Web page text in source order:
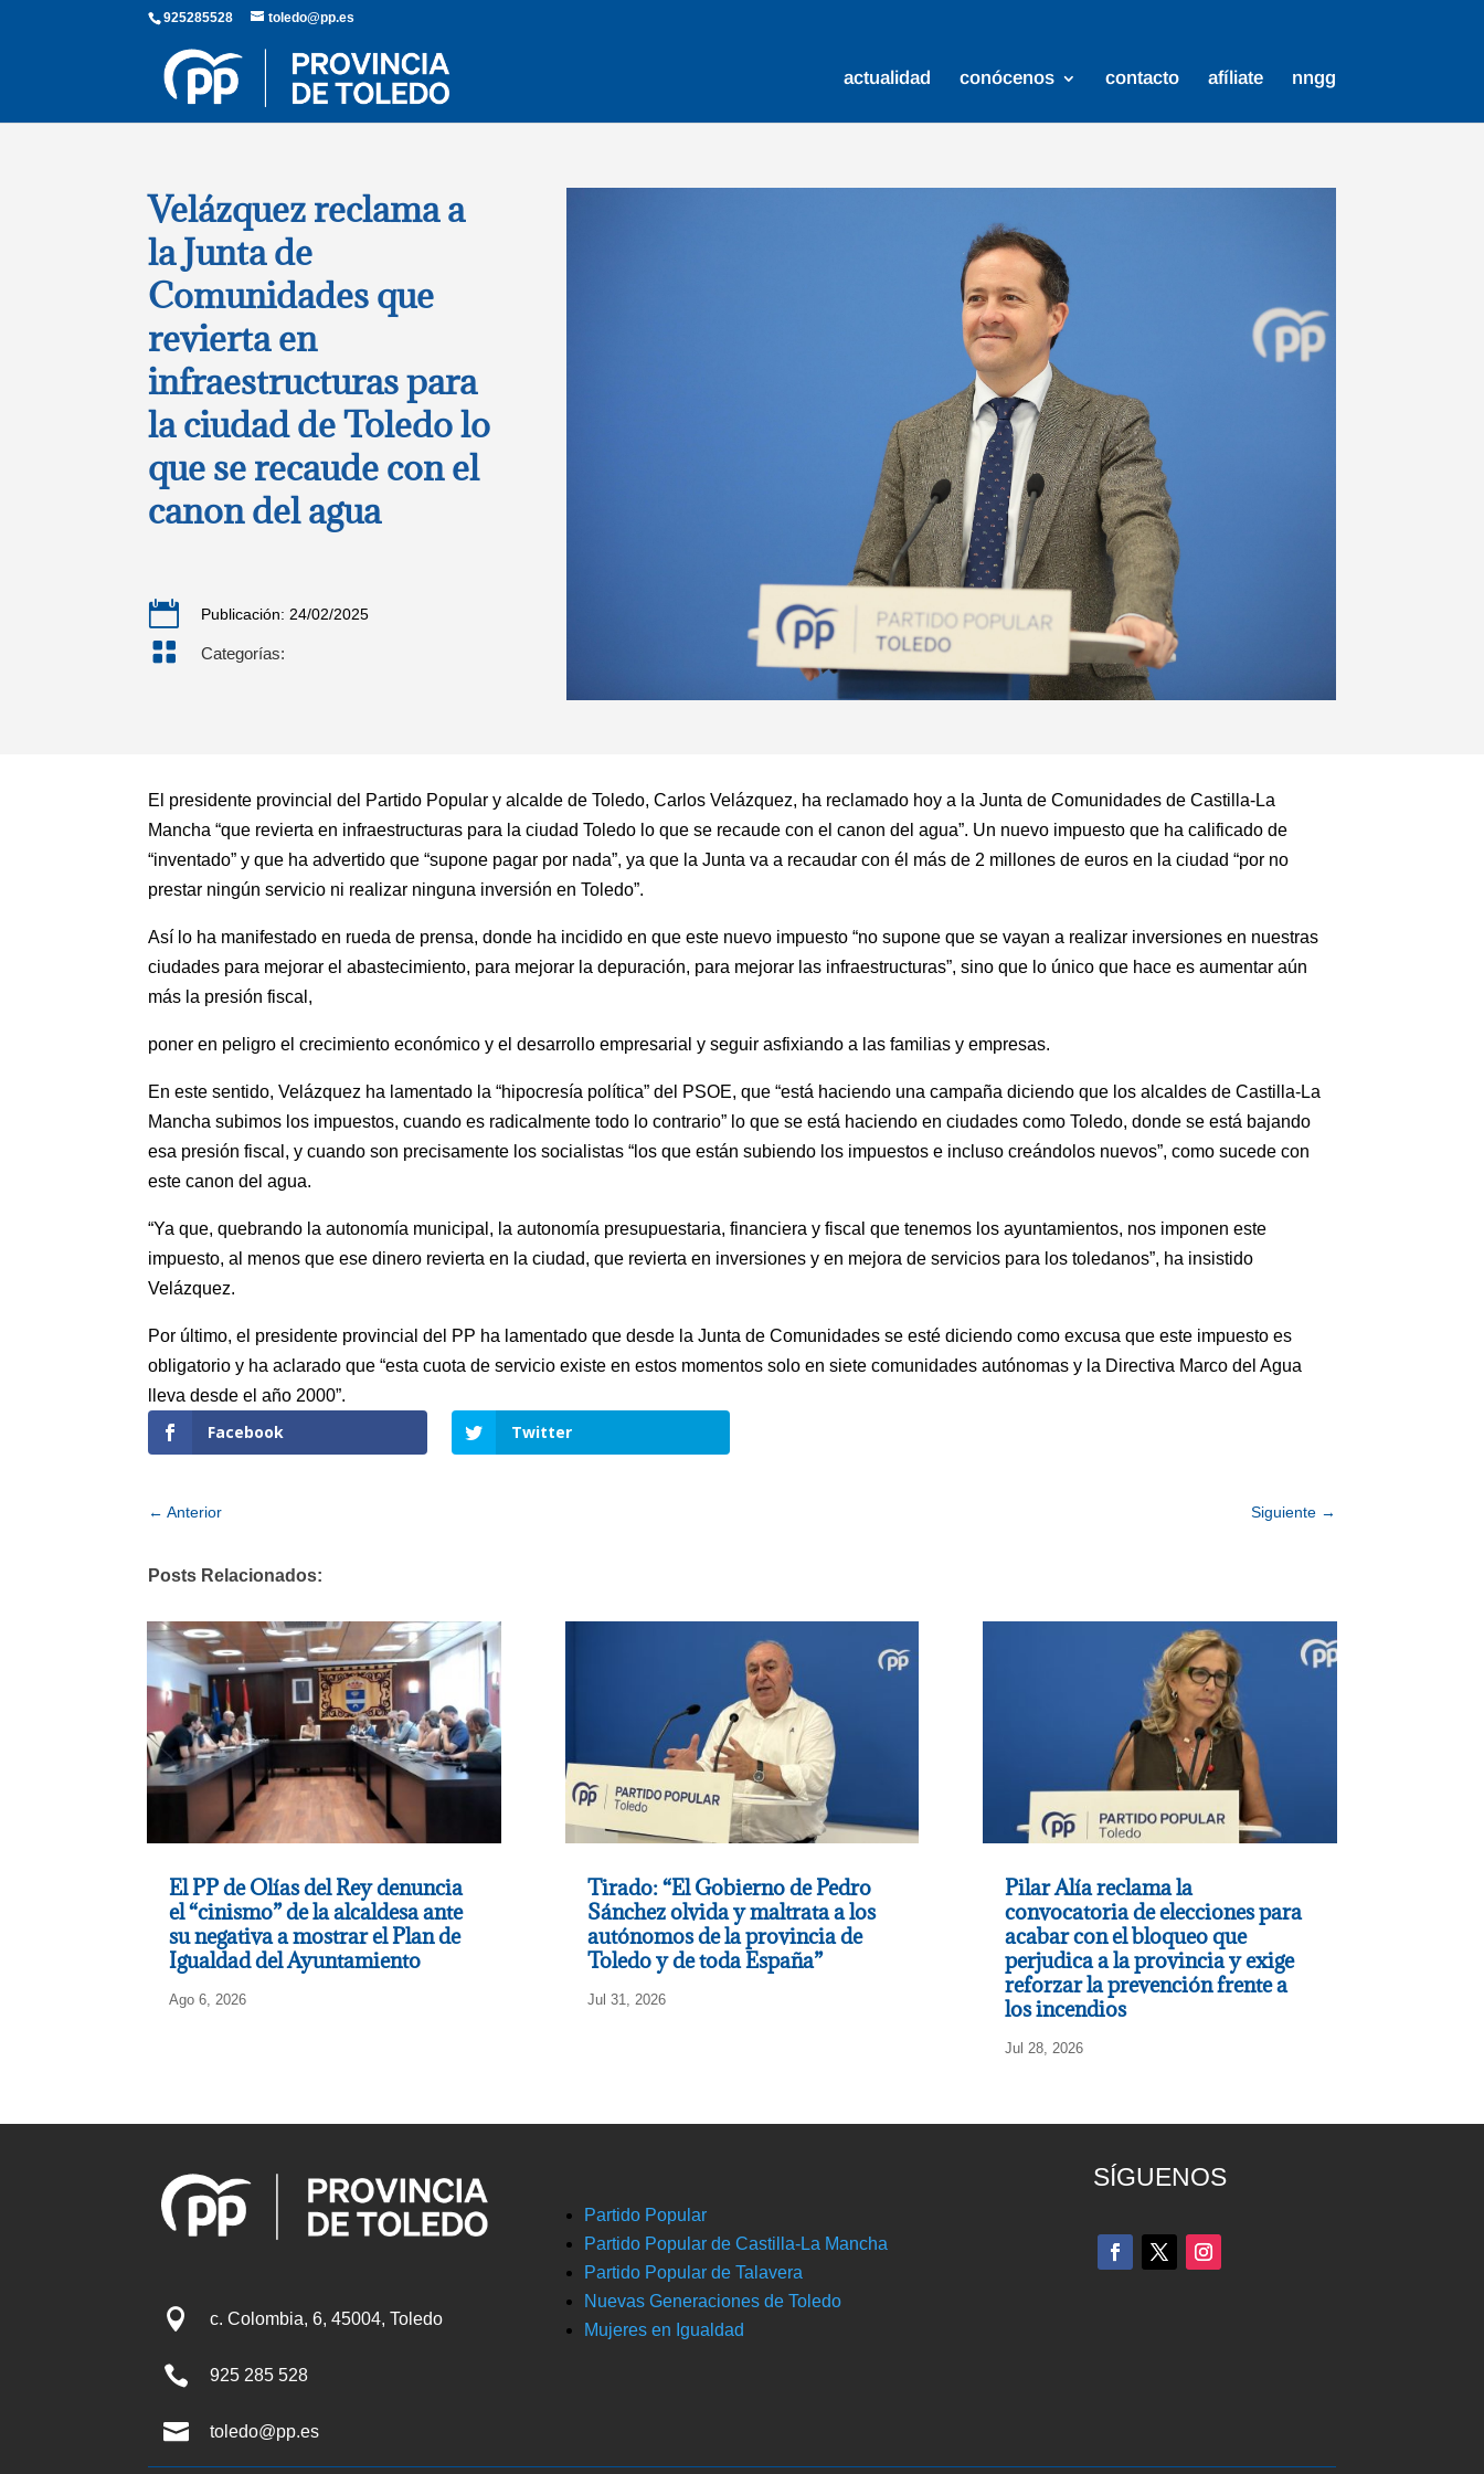
925285528 toledo@pp.es
actualidad conócenos contacto afíliate nngg
Velázquez reclama a
la Junta de
Comunidades que
revierta en
infraestructuras para
la ciudad de Toledo lo
que se recaude con el
canon del agua
 Publicación: 24/02/2025
 Categorías:
El presidente provincial del Partido Popular y alcalde de Toledo, Carlos Velázquez, ha reclamado hoy a la Junta de Comunidades de Castilla-La
Mancha “que revierta en infraestructuras para la ciudad Toledo lo que se recaude con el canon del agua”. Un nuevo impuesto que ha calificado de
“inventado” y que ha advertido que “supone pagar por nada”, ya que la Junta va a recaudar con él más de 2 millones de euros en la ciudad “por no
prestar ningún servicio ni realizar ninguna inversión en Toledo”.
Así lo ha manifestado en rueda de prensa, donde ha incidido en que este nuevo impuesto “no supone que se vayan a realizar inversiones en nuestras
ciudades para mejorar el abastecimiento, para mejorar la depuración, para mejorar las infraestructuras”, sino que lo único que hace es aumentar aún
más la presión fiscal,
poner en peligro el crecimiento económico y el desarrollo empresarial y seguir asfixiando a las familias y empresas.
En este sentido, Velázquez ha lamentado la “hipocresía política” del PSOE, que “está haciendo una campaña diciendo que los alcaldes de Castilla-La
Mancha subimos los impuestos, cuando es radicalmente todo lo contrario” lo que se está haciendo en ciudades como Toledo, donde se está bajando
esa presión fiscal, y cuando son precisamente los socialistas “los que están subiendo los impuestos e incluso creándolos nuevos”, como sucede con
este canon del agua.
“Ya que, quebrando la autonomía municipal, la autonomía presupuestaria, financiera y fiscal que tenemos los ayuntamientos, nos imponen este
impuesto, al menos que ese dinero revierta en la ciudad, que revierta en inversiones y en mejora de servicios para los toledanos”, ha insistido
Velázquez.
Por último, el presidente provincial del PP ha lamentado que desde la Junta de Comunidades se esté diciendo como excusa que este impuesto es
obligatorio y ha aclarado que “esta cuota de servicio existe en estos momentos solo en siete comunidades autónomas y la Directiva Marco del Agua
lleva desde el año 2000”.
Facebook Twitter
←Anterior Siguiente→
Posts Relacionados:
El PP de Olías del Rey denuncia
el “cinismo” de la alcaldesa ante
su negativa a mostrar el Plan de
Igualdad del Ayuntamiento
Ago 6, 2026
Tirado: “El Gobierno de Pedro
Sánchez olvida y maltrata a los
autónomos de la provincia de
Toledo y de toda España”
Jul 31, 2026
Pilar Alía reclama la
convocatoria de elecciones para
acabar con el bloqueo que
perjudica a la provincia y exige
reforzar la prevención frente a
los incendios
Jul 28, 2026
 c. Colombia, 6, 45004, Toledo
 925 285 528
 toledo@pp.es
Partido Popular
Partido Popular de Castilla-La Mancha
Partido Popular de Talavera
Nuevas Generaciones de Toledo
Mujeres en Igualdad
SÍGUENOS